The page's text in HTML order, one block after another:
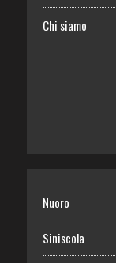
Chi siamo
Nuoro
Siniscola